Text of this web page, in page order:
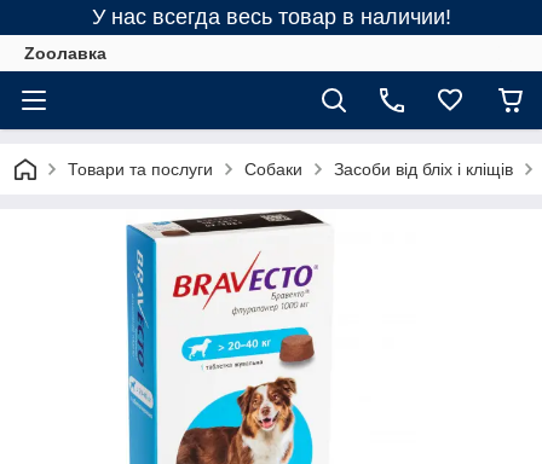
У нас всегда весь товар в наличии!
Zooлавка
Товари та послуги Собаки Засоби від бліх і кліщів